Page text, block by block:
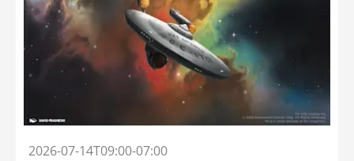
2026-07-14T09:00-07:00